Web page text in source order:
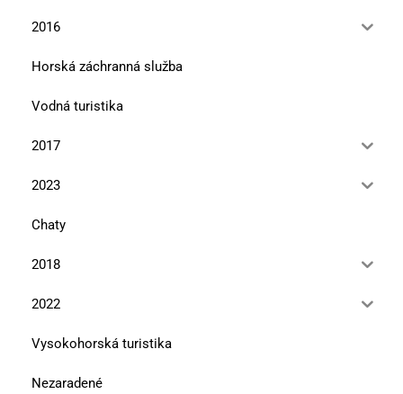
2016
Horská záchranná služba
Vodná turistika
2017
2023
Chaty
2018
2022
Vysokohorská turistika
Nezaradené